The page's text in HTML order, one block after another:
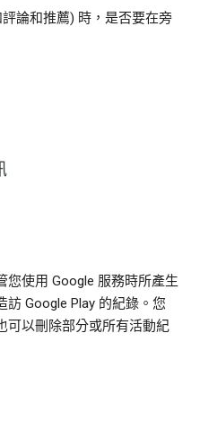
論和推薦) 時，是否要在旁
您使用 Google 服務時所產生
Google Play 的紀錄。您
可以刪除部分或所有活動紀